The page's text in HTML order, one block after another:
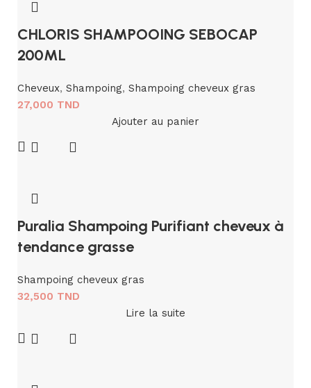
CHLORIS SHAMPOOING SEBOCAP
200ML
Cheveux, Shampoing, Shampoing cheveux gras
27,000 TND
Ajouter au panier
Puralia Shampoing Purifiant cheveux à
tendance grasse
Shampoing cheveux gras
32,500 TND
Lire la suite